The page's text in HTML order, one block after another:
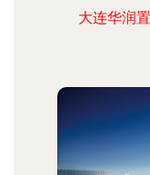
大连华润